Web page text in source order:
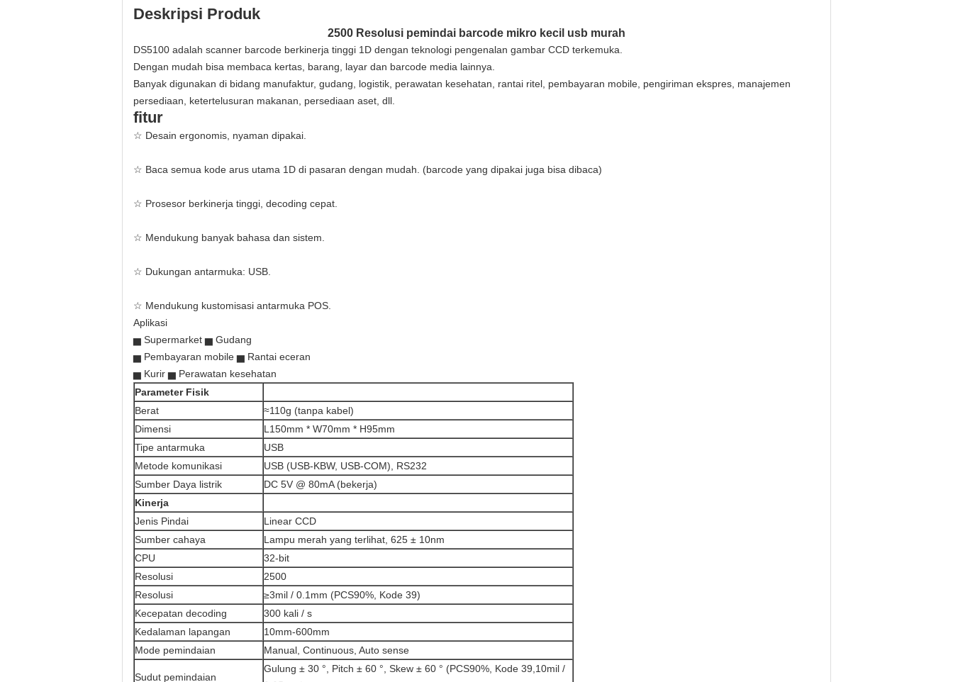
Deskripsi Produk
2500 Resolusi pemindai barcode mikro kecil usb murah
DS5100 adalah scanner barcode berkinerja tinggi 1D dengan teknologi pengenalan gambar CCD terkemuka.
Dengan mudah bisa membaca kertas, barang, layar dan barcode media lainnya.
Banyak digunakan di bidang manufaktur, gudang, logistik, perawatan kesehatan, rantai ritel, pembayaran mobile, pengiriman ekspres, manajemen
persediaan, ketertelusuran makanan, persediaan aset, dll.
fitur
☆ Desain ergonomis, nyaman dipakai.
☆ Baca semua kode arus utama 1D di pasaran dengan mudah. (barcode yang dipakai juga bisa dibaca)
☆ Prosesor berkinerja tinggi, decoding cepat.
☆ Mendukung banyak bahasa dan sistem.
☆ Dukungan antarmuka: USB.
☆ Mendukung kustomisasi antarmuka POS.
Aplikasi
▅ Supermarket ▅ Gudang
▅ Pembayaran mobile ▅ Rantai eceran
▅ Kurir ▅ Perawatan kesehatan
Parameter Fisik
Berat
≈110g (tanpa kabel)
Dimensi
L150mm * W70mm * H95mm
Tipe antarmuka
USB
Metode komunikasi
USB (USB-KBW, USB-COM), RS232
Sumber Daya listrik
DC 5V @ 80mA (bekerja)
Kinerja
Jenis Pindai
Linear CCD
Sumber cahaya
Lampu merah yang terlihat, 625 ± 10nm
CPU
32-bit
Resolusi
2500
Resolusi
≥3mil / 0.1mm (PCS90%, Kode 39)
Kecepatan decoding
300 kali / s
Kedalaman lapangan
10mm-600mm
Mode pemindaian
Manual, Continuous, Auto sense
Sudut pemindaian
Gulung ± 30 °, Pitch ± 60 °, Skew ± 60 ° (PCS90%, Kode 39,10mil /